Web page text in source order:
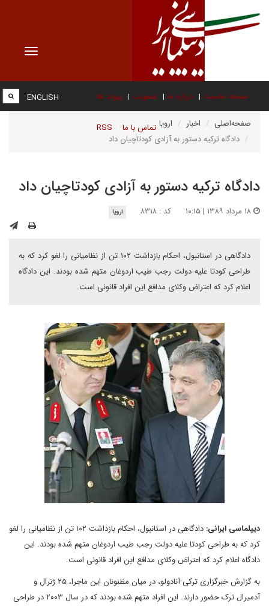
Toggle
صفحه نخست درباره ما عضویت پیوند ها
تماس با ما RSS
ENGLISH
صفحه‌اصلی اخبار
اروپا
دادگاه ترکیه دستور به آزادی کودتاچیان داد
دادگاه ترکیه دستور به آزادی کودتاچیان داد
کد : ۸۳۱۸ اروپا
دادگاهی در استانبول، احکام بازداشت ۱۰۲ تن از نظامیانی را لغو کرد که به
طراحی کودتا علیه دولت رجب طیب اردوغان متهم شده بودند. این دادگاه
اعلام کرد که اعتراض وکلای مدافع این افراد قانونی است.
دیپلماسی ایرانی:
دادگاهی در استانبول، احکام بازداشت ۱۰۲ تن از نظامیانی را لغو
کرد که به طراحی کودتا علیه دولت رجب طیب اردوغان متهم شده بودند. این
دادگاه اعلام کرد که اعتراض وکلای مدافع این افراد قانونی است.
به گزارش خبرگزاری ترکی آنادولو، در میان مظنونان این ماجرا، ۲۵ ژنرال و
آدمیرال ترک حضور دارند. این افراد متهم شده بودند که در سال ۲۰۰۳ در طراحی